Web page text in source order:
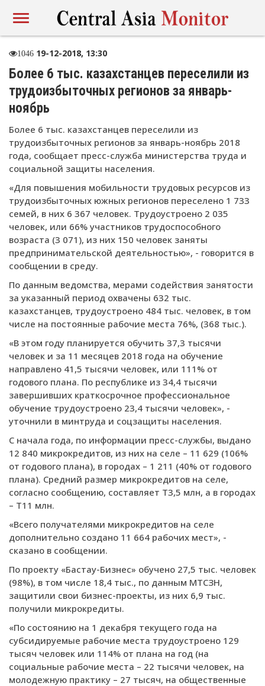
1046 19-12-2018, 13:30
Более 6 тыс. казахстанцев переселили из
трудоизбыточных регионов за январь-
ноябрь
Более 6 тыс. казахстанцев переселили из
трудоизбыточных регионов за январь-ноябрь 2018
года, сообщает пресс-служба министерства труда и
социальной защиты населения.
«Для повышения мобильности трудовых ресурсов из
трудоизбыточных южных регионов переселено 1 733
семей, в них 6 367 человек. Трудоустроено 2 035
человек, или 66% участников трудоспособного
возраста (3 071), из них 150 человек заняты
предпринимательской деятельностью», - говорится в
сообщении в среду.
По данным ведомства, мерами содействия занятости
за указанный период охвачены 632 тыс.
казахстанцев, трудоустроено 484 тыс. человек, в том
числе на постоянные рабочие места 76%, (368 тыс.).
«В этом году планируется обучить 37,3 тысячи
человек и за 11 месяцев 2018 года на обучение
направлено 41,5 тысячи человек, или 111% от
годового плана. По республике из 34,4 тысячи
завершивших краткосрочное профессиональное
обучение трудоустроено 23,4 тысячи человек», -
уточнили в минтруда и соцзащиты населения.
С начала года, по информации пресс-службы, выдано
12 840 микрокредитов, из них на селе – 11 629 (106%
от годового плана), в городах – 1 211 (40% от годового
плана). Средний размер микрокредитов на селе,
согласно сообщению, составляет Т3,5 млн, а в городах
– Т11 млн.
«Всего получателями микрокредитов на селе
дополнительно создано 11 664 рабочих мест», -
сказано в сообщении.
По проекту «Бастау-Бизнес» обучено 27,5 тыс. человек
(98%), в том числе 18,4 тыс., по данным МТСЗН,
защитили свои бизнес-проекты, из них 6,9 тыс.
получили микрокредиты.
«По состоянию на 1 декабря текущего года на
субсидируемые рабочие места трудоустроено 129
тысяч человек или 114% от плана на год (на
социальные рабочие места – 22 тысячи человек, на
молодежную практику – 27 тысяч, на общественные